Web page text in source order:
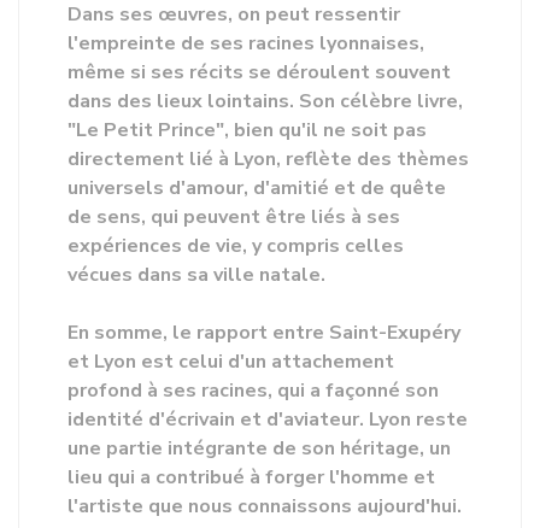
Dans ses œuvres, on peut ressentir
l'empreinte de ses racines lyonnaises,
même si ses récits se déroulent souvent
dans des lieux lointains. Son célèbre livre,
"Le Petit Prince", bien qu'il ne soit pas
directement lié à Lyon, reflète des thèmes
universels d'amour, d'amitié et de quête
de sens, qui peuvent être liés à ses
expériences de vie, y compris celles
vécues dans sa ville natale.
En somme, le rapport entre Saint-Exupéry
et Lyon est celui d'un attachement
profond à ses racines, qui a façonné son
identité d'écrivain et d'aviateur. Lyon reste
une partie intégrante de son héritage, un
lieu qui a contribué à forger l'homme et
l'artiste que nous connaissons aujourd'hui.